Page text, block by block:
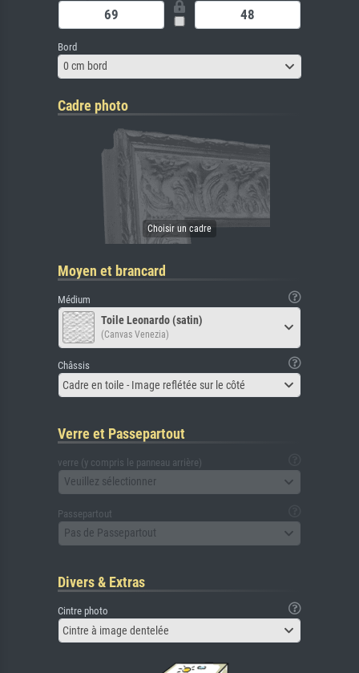
Bord
0 cm bord
Cadre photo
Moyen et brancard
Médium
Toile Leonardo (satin)
(Canvas Venezia)
Châssis
Cadre en toile - Image reflétée sur le côté
Verre et Passepartout
verre (y compris le panneau arrière)
Veuillez sélectionner
Passepartout
Pas de Passepartout
Divers & Extras
Cintre photo
Cintre à image dentelée